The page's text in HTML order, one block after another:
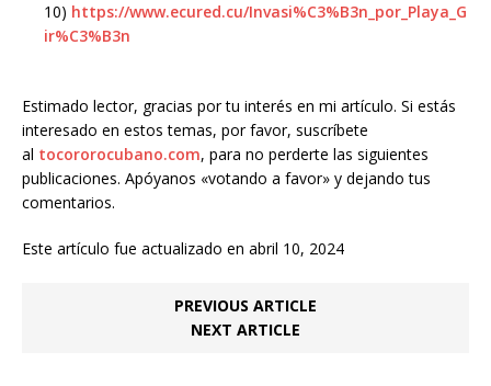
10) https://www.ecured.cu/Invasi%C3%B3n_por_Playa_G
ir%C3%B3n
Estimado lector, gracias por tu interés en mi artículo. Si estás
interesado en estos temas, por favor, suscríbete
al tocororocubano.com, para no perderte las siguientes
publicaciones. Apóyanos «votando a favor» y dejando tus
comentarios.
Este artículo fue actualizado en abril 10, 2024
PREVIOUS ARTICLE
NEXT ARTICLE